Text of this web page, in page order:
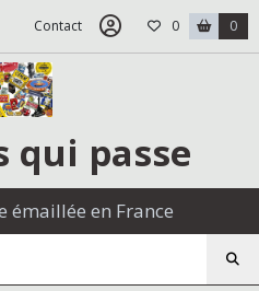
Contact 0 0
qui passe
émaillée en France